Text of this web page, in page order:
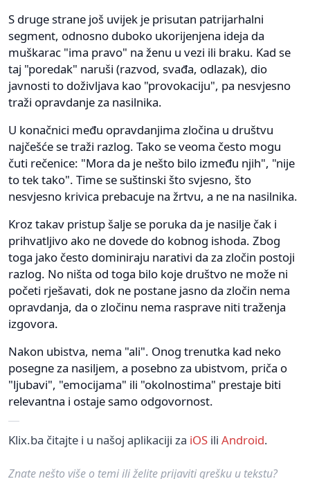
S druge strane još uvijek je prisutan patrijarhalni
segment, odnosno duboko ukorijenjena ideja da
muškarac "ima pravo" na ženu u vezi ili braku. Kad se
taj "poredak" naruši (razvod, svađa, odlazak), dio
javnosti to doživljava kao "provokaciju", pa nesvjesno
traži opravdanje za nasilnika.
U konačnici među opravdanjima zločina u društvu
najčešće se traži razlog. Tako se veoma često mogu
čuti rečenice: "Mora da je nešto bilo između njih", "nije
to tek tako". Time se suštinski što svjesno, što
nesvjesno krivica prebacuje na žrtvu, a ne na nasilnika.
Kroz takav pristup šalje se poruka da je nasilje čak i
prihvatljivo ako ne dovede do kobnog ishoda. Zbog
toga jako često dominiraju narativi da za zločin postoji
razlog. No ništa od toga bilo koje društvo ne može ni
početi rješavati, dok ne postane jasno da zločin nema
opravdanja, da o zločinu nema rasprave niti traženja
izgovora.
Nakon ubistva, nema "ali". Onog trenutka kad neko
posegne za nasiljem, a posebno za ubistvom, priča o
"ljubavi", "emocijama" ili "okolnostima" prestaje biti
relevantna i ostaje samo odgovornost.
Klix.ba čitajte i u našoj aplikaciji za iOS ili Android.
Znate nešto više o temi ili želite prijaviti grešku u tekstu?